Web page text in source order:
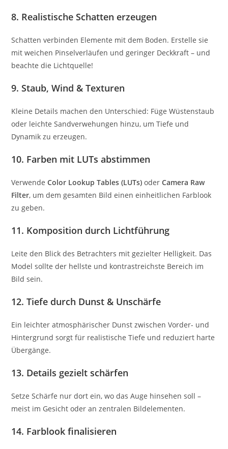
8. Realistische Schatten erzeugen
Schatten verbinden Elemente mit dem Boden. Erstelle sie
mit weichen Pinselverläufen und geringer Deckkraft – und
beachte die Lichtquelle!
9. Staub, Wind & Texturen
Kleine Details machen den Unterschied: Füge Wüstenstaub
oder leichte Sandverwehungen hinzu, um Tiefe und
Dynamik zu erzeugen.
10. Farben mit LUTs abstimmen
VerwendeColor Lookup Tables (LUTs) oderCamera Raw
Filter, um dem gesamten Bild einen einheitlichen Farblook
zu geben.
11. Komposition durch Lichtführung
Leite den Blick des Betrachters mit gezielter Helligkeit. Das
Model sollte der hellste und kontrastreichste Bereich im
Bild sein.
12. Tiefe durch Dunst & Unschärfe
Ein leichter atmosphärischer Dunst zwischen Vorder- und
Hintergrund sorgt für realistische Tiefe und reduziert harte
Übergänge.
13. Details gezielt schärfen
Setze Schärfe nur dort ein, wo das Auge hinsehen soll –
meist im Gesicht oder an zentralen Bildelementen.
14. Farblook finalisieren